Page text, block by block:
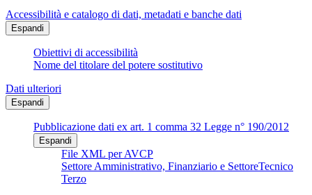
Accessibilità e catalogo di dati, metadati e banche dati
Espandi
Obiettivi di accessibilità
Nome del titolare del potere sostitutivo
Dati ulteriori
Espandi
Pubblicazione dati ex art. 1 comma 32 Legge n° 190/2012
Espandi
File XML per AVCP
Settore Amministrativo, Finanziario e SettoreTecnico
Terzo